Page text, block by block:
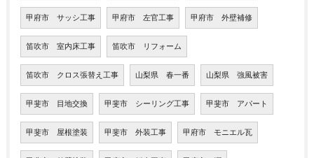
甲府市 サッシ工事 甲府市 左官工事 甲府市 外壁補修
笛吹市 室内床工事 笛吹市 リフォーム
笛吹市 クロス張替え工事 山梨県 春一番 山梨県 強風被害
甲斐市 目地交換 甲斐市 シーリング工事 甲斐市 アパート
甲斐市 屋根塗装 甲斐市 外装工事 甲府市 モニエル瓦